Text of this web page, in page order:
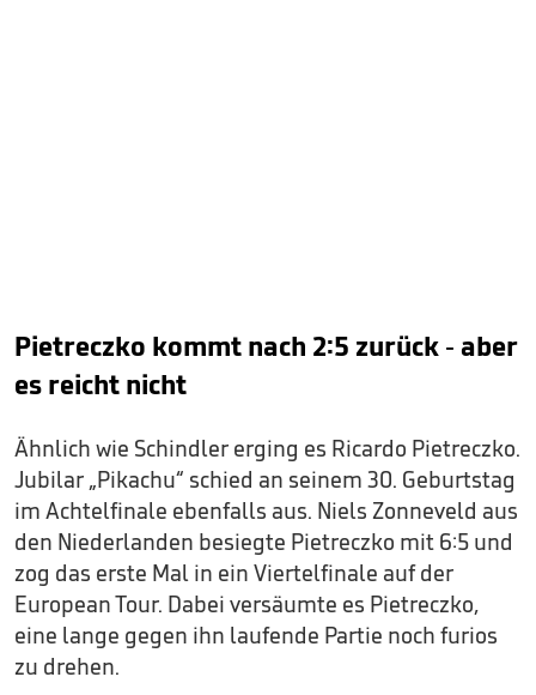
Pietreczko kommt nach 2:5 zurück - aber
es reicht nicht
Ähnlich wie Schindler erging es Ricardo Pietreczko.
Jubilar „Pikachu“ schied an seinem 30. Geburtstag
im Achtelfinale ebenfalls aus. Niels Zonneveld aus
den Niederlanden besiegte Pietreczko mit 6:5 und
zog das erste Mal in ein Viertelfinale auf der
European Tour. Dabei versäumte es Pietreczko,
eine lange gegen ihn laufende Partie noch furios
zu drehen.